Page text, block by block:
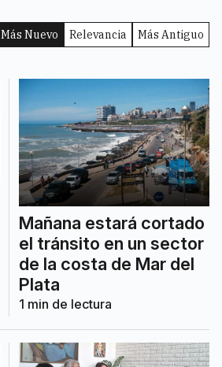
Más Nuevo Relevancia Más Antiguo
Mañana estará cortado
el tránsito en un sector
de la costa de Mar del
Plata
1 min de lectura